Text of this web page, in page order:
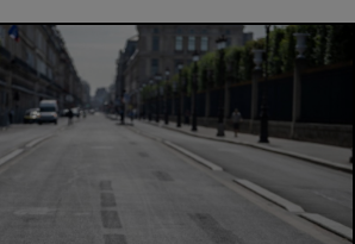
României
Națională